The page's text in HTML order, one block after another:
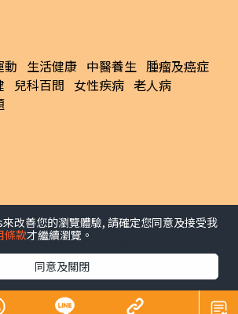
動 生活健康 中醫養生 腫瘤及癌症
兒科百問 女性疾病 老人病
地產 中國/國際
體育 專題/人物
香港經濟日報版權所有©2026
改善您的瀏覽體驗, 請確定您同意及接受我
條款才繼續瀏覽。
同意及關閉